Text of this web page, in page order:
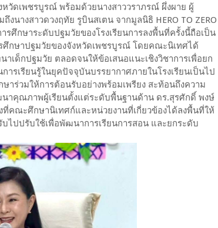
วัดเพชรบูรณ์ พร้อมด้วยนางสาววราภรณ์ ผึ่งผาย ผู้
นางสาวดวงฤทัย รูบินสเตน จากมูลนิธิ HERO TO ZERO
ศึกษาระดับปฐมวัยของโรงเรียนการลงพื้นที่ครั้งนี้ถือเป็น
กษาปฐมวัยของจังหวัดเพชรบูรณ์ โดยคณะนิเทศได้
เด็กปฐมวัย ตลอดจนให้ข้อเสนอแนะเชิงวิชาการเพื่อยก
รเรียนรู้ในยุคปัจจุบันบรรยากาศภายในโรงเรียนเป็นไป
ร่วมให้การต้อนรับอย่างพร้อมเพรียง สะท้อนถึงความ
าคุณภาพผู้เรียนตั้งแต่ระดับพื้นฐานด้าน ดร.สุรศักดิ์ พงษ์
ที่คณะศึกษานิเทศก์และหน่วยงานที่เกี่ยวข้องได้ลงพื้นที่ให้
ไปปรับใช้เพื่อพัฒนาการเรียนการสอน และยกระดับ